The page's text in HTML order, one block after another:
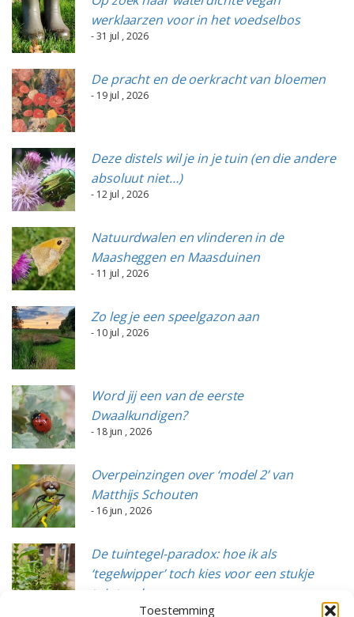
Toestemming
werklaarzen voor in het voedselbos
- 31 jul , 2026
De pracht en de oerkracht van bloemen
- 19 jul , 2026
Deze distels wil je in je tuin (en die andere
absoluut niet…)
- 12 jul , 2026
Natuurdwalen en vlinderen in de
Maasheggen en Maasduinen
- 11 jul , 2026
Zo leg je een speelgazon aan
- 10 jul , 2026
Word jij een van de eerste
Dwaalkundigen?
- 18 jun , 2026
Overpeinzingen over ‘model 2’ van
Matthijs Schouten
- 16 jun , 2026
De tuintegel-paradox: hoe ik als
‘tegelwipper’ toch kies voor een stukje
tuintegels
- 15 jun , 2026